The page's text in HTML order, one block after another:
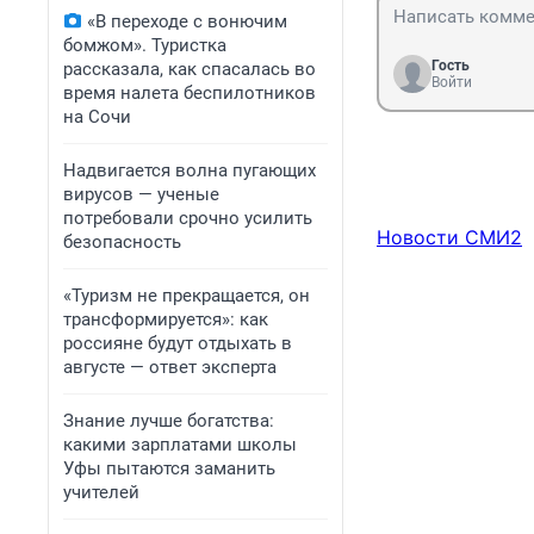
«В переходе с вонючим
бомжом». Туристка
рассказала, как спасалась во
время налета беспилотников
на Сочи
Надвигается волна пугающих
вирусов — ученые
потребовали срочно усилить
безопасность
«Туризм не прекращается, он
трансформируется»: как
россияне будут отдыхать в
августе — ответ эксперта
Знание лучше богатства:
какими зарплатами школы
Уфы пытаются заманить
учителей
Гость
Войти
Новости СМИ2